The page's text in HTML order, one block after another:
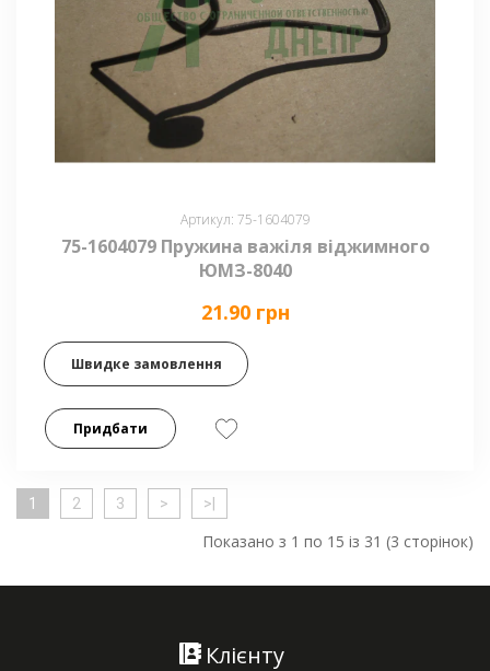
Артикул: 75-1604079
75-1604079 Пружина важіля віджимного
ЮМЗ-8040
21.90 грн
Швидке замовлення
Придбати
1 2 3 > >|
Показано з 1 по 15 із 31 (3 сторінок)
Клієнту